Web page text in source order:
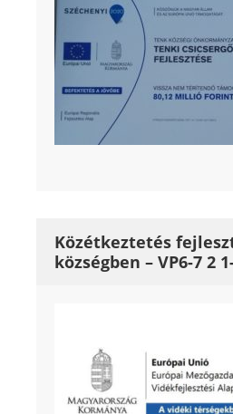
Közétkeztetés
községben – VP6-7 2